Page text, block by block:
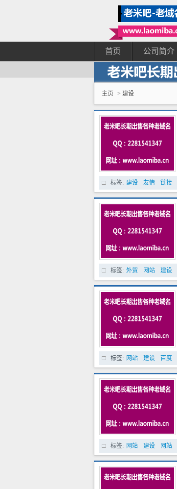
首页 公司简介
主页 > 建设
标签: 建设 友情 链接
标签: 外贸 网站 建设
标签: 网站 建设 百度
标签: 网站 建设 网站